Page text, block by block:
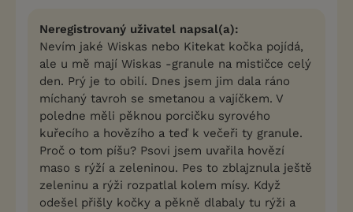
Neregistrovaný uživatel napsal(a):
Nevím jaké Wiskas nebo Kitekat kočka pojídá,
ale u mě mají Wiskas -granule na mističce celý
den. Prý je to obilí. Dnes jsem jim dala ráno
míchaný tavroh se smetanou a vajíčkem. V
poledne měli pěknou porcičku syrového
kuřecího a hovězího a teď k večeři ty granule.
Proč o tom píšu? Psovi jsem uvařila hovězí
maso s rýží a zeleninou. Pes to zblajznula ještě
zeleninu a rýži rozpatlal kolem mísy. Když
odešel přišly kočky a pěkně dlabaly tu rýži a